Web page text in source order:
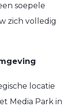
soepele
zich volledig
locatie
Media Park in